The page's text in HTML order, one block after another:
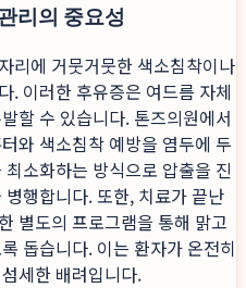
리의 중요성
리에 거뭇거뭇한 색소침착이나
. 이러한 후유증은 여드름 자체
할 수 있습니다. 톤즈의원에서
와 색소침착 예방을 염두에 두
소화하는 방식으로 압출을 진
행합니다. 또한, 치료가 끝난
별도의 프로그램을 통해 맑고
돕습니다. 이는 환자가 온전히
세한 배려입니다.